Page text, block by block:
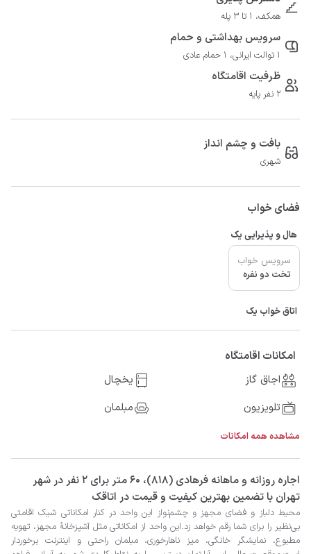
همکف، 1 تا 3 پله
سرویس بهداشتی و حمام
1 توالت ایرانی، 1 حمام عادی
ظرفیت اقامتگاه
2 نفر پایه
بافت و چشم انداز
شهری
فضای خواب
هال و پذیرایی یک
سرویس خواب
تخت دو نفره
اتاق خواب یک
امکانات اقامتگاه
اجاق گاز
یخچال
تلویزیون
مبلمان
مشاهده همه امکانات
‫‫اجاره روزانه و ماهانه فرهادی (۸۱۸)، 60 متر برای 2 نفر در شهر
تهران با تضمین بهترین کیفیت و قیمت در اتاقک